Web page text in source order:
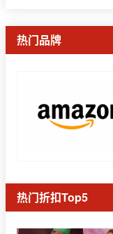
热门品牌
热门折扣Top5